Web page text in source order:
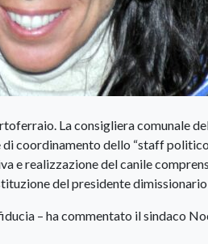
La consigliera comunale
coordinamento dello “staff politico
e realizzazione del canile
del presidente
– ha commentato il sindaco